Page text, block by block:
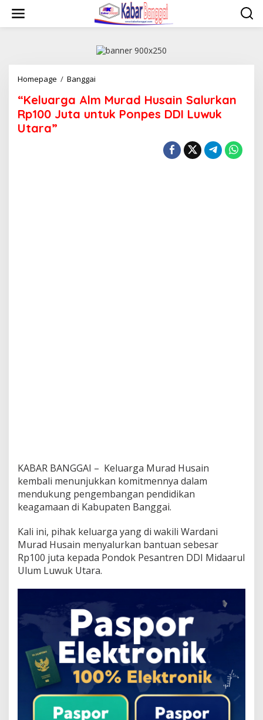
konten
Homepage / Banggai
Murad
Husain
Salurkan
“Keluarga Alm Murad Husain Salurkan
Rp100 Juta untuk Ponpes DDI Luwuk
Utara”
KABAR BANGGAI – Keluarga Murad Husain
kembali menunjukkan komitmennya dalam
mendukung pengembangan pendidikan
keagamaan di Kabupaten Banggai.
Kali ini, pihak keluarga yang di wakili Wardani
Murad Husain menyalurkan bantuan sebesar
Rp100 juta kepada Pondok Pesantren DDI Midaarul
Ulum Luwuk Utara.